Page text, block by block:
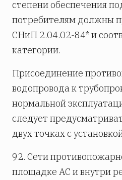
степени обеспечения
потребителям должны
СНиП 2.04.02-84* и
категории.
Присоединение
водопровода к
нормальной
следует
двух точках с
92. Сети
площадке АС и внутри